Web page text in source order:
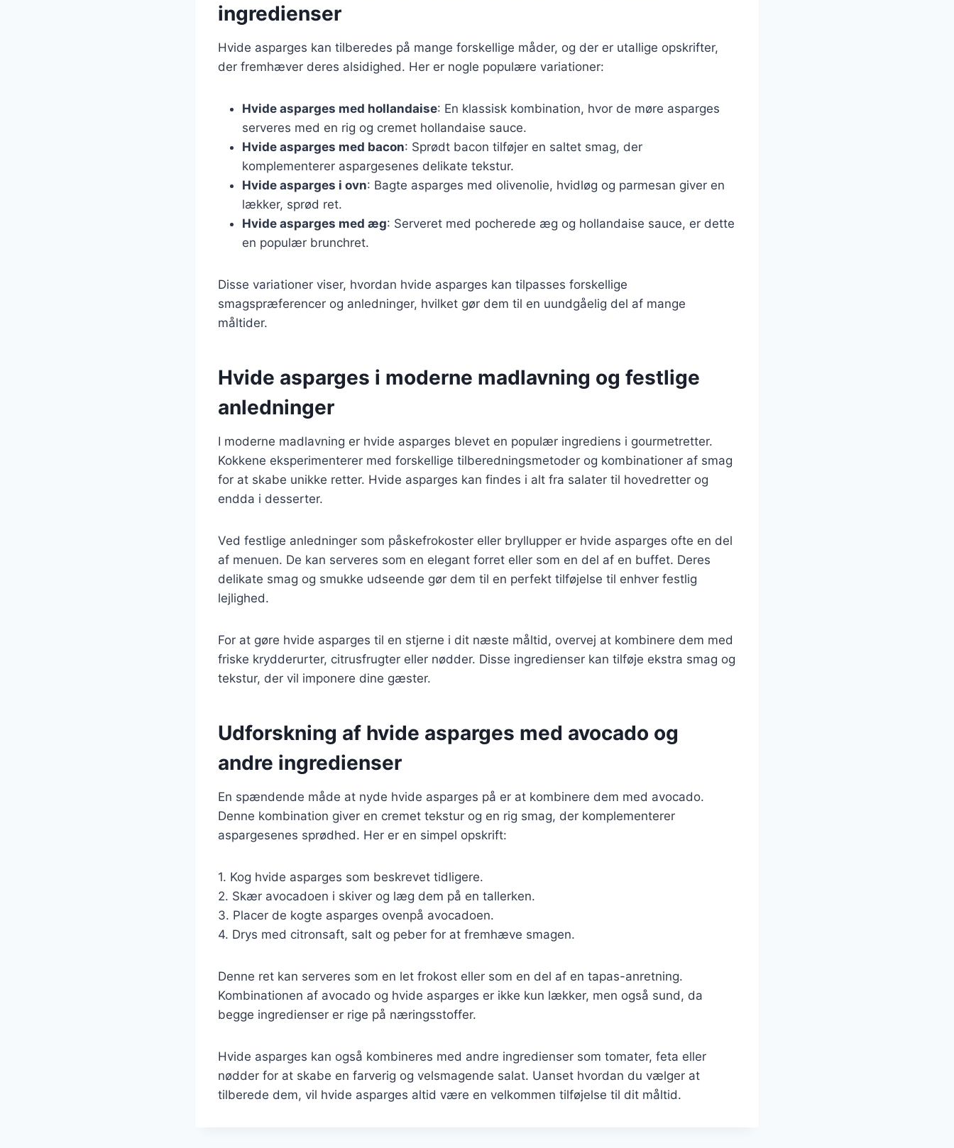
ingredienser
Hvide asparges kan tilberedes på mange forskellige måder, og der er utallige opskrifter,
der fremhæver deres alsidighed. Her er nogle populære variationer:
Hvide asparges med hollandaise: En klassisk kombination, hvor de møre asparges
serveres med en rig og cremet hollandaise sauce.
Hvide asparges med bacon: Sprødt bacon tilføjer en saltet smag, der
komplementerer aspargesenes delikate tekstur.
Hvide asparges i ovn: Bagte asparges med olivenolie, hvidløg og parmesan giver en
lækker, sprød ret.
Hvide asparges med æg: Serveret med pocherede æg og hollandaise sauce, er dette
en populær brunchret.
Disse variationer viser, hvordan hvide asparges kan tilpasses forskellige
smagspræferencer og anledninger, hvilket gør dem til en uundgåelig del af mange
måltider.
Hvide asparges i moderne madlavning og festlige
anledninger
I moderne madlavning er hvide asparges blevet en populær ingrediens i gourmetretter.
Kokkene eksperimenterer med forskellige tilberedningsmetoder og kombinationer af smag
for at skabe unikke retter. Hvide asparges kan findes i alt fra salater til hovedretter og
endda i desserter.
Ved festlige anledninger som påskefrokoster eller bryllupper er hvide asparges ofte en del
af menuen. De kan serveres som en elegant forret eller som en del af en buffet. Deres
delikate smag og smukke udseende gør dem til en perfekt tilføjelse til enhver festlig
lejlighed.
For at gøre hvide asparges til en stjerne i dit næste måltid, overvej at kombinere dem med
friske krydderurter, citrusfrugter eller nødder. Disse ingredienser kan tilføje ekstra smag og
tekstur, der vil imponere dine gæster.
Udforskning af hvide asparges med avocado og
andre ingredienser
En spændende måde at nyde hvide asparges på er at kombinere dem med avocado.
Denne kombination giver en cremet tekstur og en rig smag, der komplementerer
aspargesenes sprødhed. Her er en simpel opskrift:
1. Kog hvide asparges som beskrevet tidligere.
2. Skær avocadoen i skiver og læg dem på en tallerken.
3. Placer de kogte asparges ovenpå avocadoen.
4. Drys med citronsaft, salt og peber for at fremhæve smagen.
Denne ret kan serveres som en let frokost eller som en del af en tapas-anretning.
Kombinationen af avocado og hvide asparges er ikke kun lækker, men også sund, da
begge ingredienser er rige på næringsstoffer.
Hvide asparges kan også kombineres med andre ingredienser som tomater, feta eller
nødder for at skabe en farverig og velsmagende salat. Uanset hvordan du vælger at
tilberede dem, vil hvide asparges altid være en velkommen tilføjelse til dit måltid.